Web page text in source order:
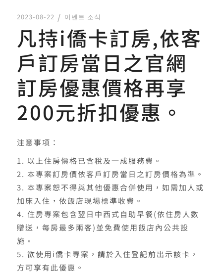
2023-08-22 이벤트 소식
凡持i僑卡訂房,依客
戶訂房當日之官網
訂房優惠價格再享
200元折扣優惠。
注意事項：
以上住房價格已含稅及一成服務費。
本專案訂房價依客戶訂房當日之訂房價格為準。
本專案恕不得與其他優惠合併使用，如需加人或
加床入住，依飯店現場標準收費。
住房專案包含翌日中西式自助早餐(依住房人數
贈送，每房最多兩客)並免費使用飯店內公共設
施。
欲使用i僑卡專案，請於入住登記前出示該卡，
方可享有此優惠。